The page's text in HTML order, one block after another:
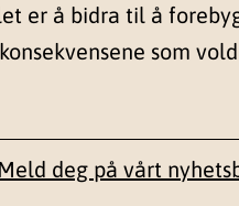
er å bidra til å
som
Meld deg på vårt